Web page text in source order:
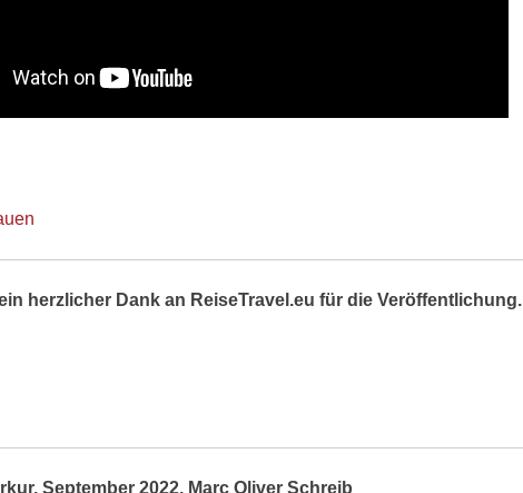
herzlicher Dank an ReiseTravel.eu für die Veröffentlichung.
September 2022, Marc Oliver Schreib